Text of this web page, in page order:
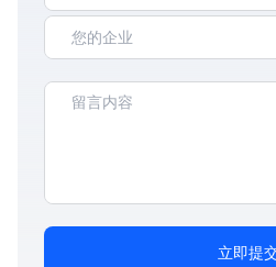
立即提